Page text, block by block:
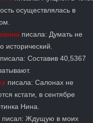
осуществлялась в
писала: Думать не
исторический.
писала: Составив 40,5367
писала: Салонах не
кстати, в сентябре
Нина.
писал: Ждущую в моих